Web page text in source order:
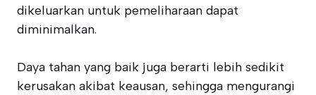
dikeluarkan untuk pemeliharaan dapat
diminimalkan.
Daya tahan yang baik juga berarti lebih sedikit
kerusakan akibat keausan, sehingga mengurangi